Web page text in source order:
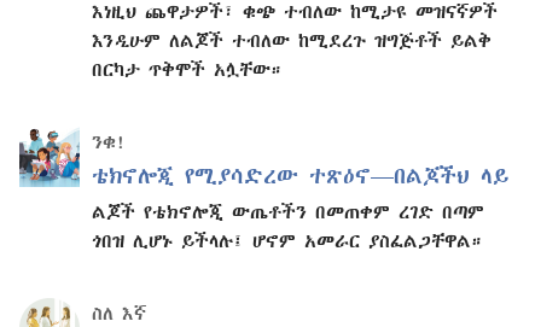
እነዚህ ጨዋታዎች፣ ቁጭ ተብለው ከሚታዩ መዝናኛዎች
እንዲሁም ለልጆች ተብለው ከሚደረጉ ዝግጅቶች ይልቅ
በርካታ ጥቅሞች አሏቸው።
ንቁ!
ቴክኖሎጂ የሚያሳድረው ተጽዕኖ—​በልጆችህ ላይ
ልጆች የቴክኖሎጂ ውጤቶችን በመጠቀም ረገድ በጣም
ጎበዝ ሊሆኑ ይችላሉ፤ ሆኖም አመራር ያስፈልጋቸዋል።
ስለ እኛ